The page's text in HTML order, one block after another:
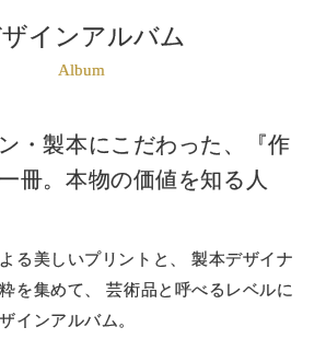
インアルバム
Album
・製本にこだわった、『作
冊。本物の価値を知る人
る美しいプリントと、
製本デザイナ
を集めて、
芸術品と呼べるレベルに
インアルバム。